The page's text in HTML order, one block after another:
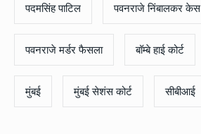
पदमसिंह पाटिल पवनराजे निंबालकर केस
पवनराजे मर्डर फैसला बॉम्बे हाई कोर्ट
मुंबई मुंबई सेशंस कोर्ट सीबीआई